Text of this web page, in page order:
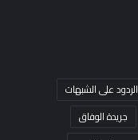
الردود على الشبهات
جريدة الوفاق